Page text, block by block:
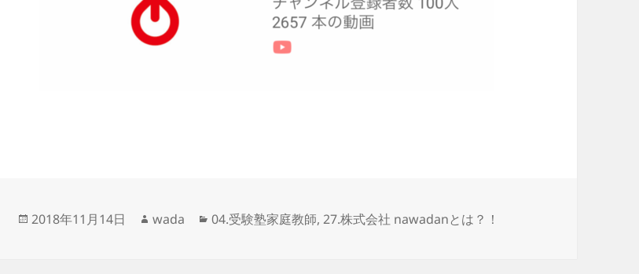
投
2018年11月14日
作
wada
カ
04.受験塾家庭教師,27.株式会社 nawadanとは？！